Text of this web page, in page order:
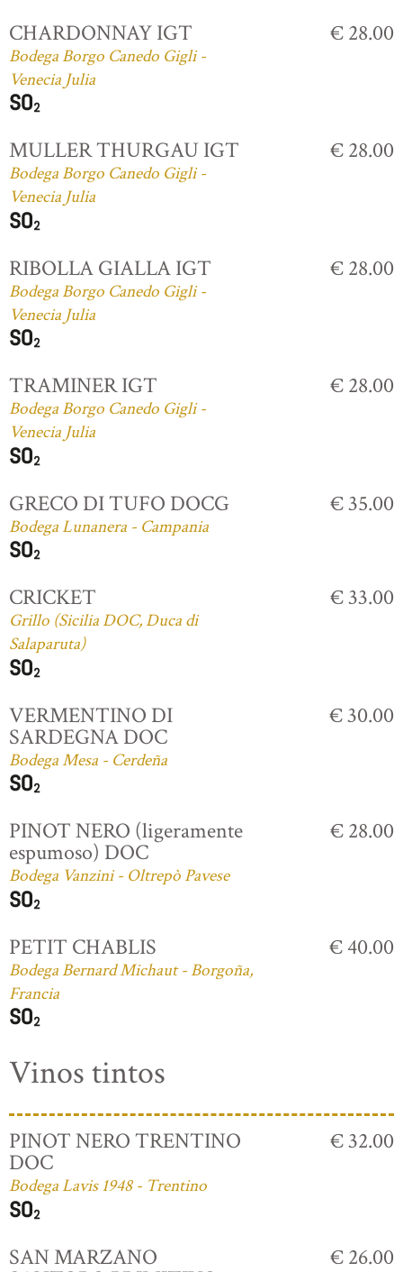
CHARDONNAY IGT
Bodega Borgo Canedo Gigli -
Venecia Julia
€ 28.00
MULLER THURGAU IGT
Bodega Borgo Canedo Gigli -
Venecia Julia
€ 28.00
RIBOLLA GIALLA IGT
Bodega Borgo Canedo Gigli -
Venecia Julia
€ 28.00
TRAMINER IGT
Bodega Borgo Canedo Gigli -
Venecia Julia
€ 28.00
GRECO DI TUFO DOCG
Bodega Lunanera - Campania
€ 35.00
CRICKET
Grillo (Sicilia DOC, Duca di
Salaparuta)
€ 33.00
VERMENTINO DI
SARDEGNA DOC
Bodega Mesa - Cerdeña
€ 30.00
PINOT NERO (ligeramente
espumoso) DOC
Bodega Vanzini - Oltrepò Pavese
€ 28.00
PETIT CHABLIS
Bodega Bernard Michaut - Borgoña,
Francia
€ 40.00
Vinos tintos
PINOT NERO TRENTINO
DOC
Bodega Lavis 1948 - Trentino
€ 32.00
SAN MARZANO € 26.00